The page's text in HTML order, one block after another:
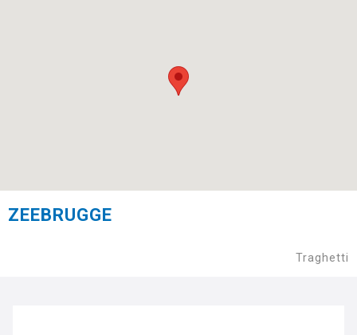
ZEEBRUGGE
Traghetti